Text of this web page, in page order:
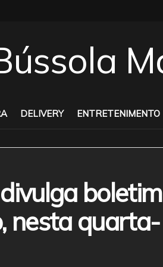
DELIVERY ENTRETENIMENTO
boletim
nesta quarta-